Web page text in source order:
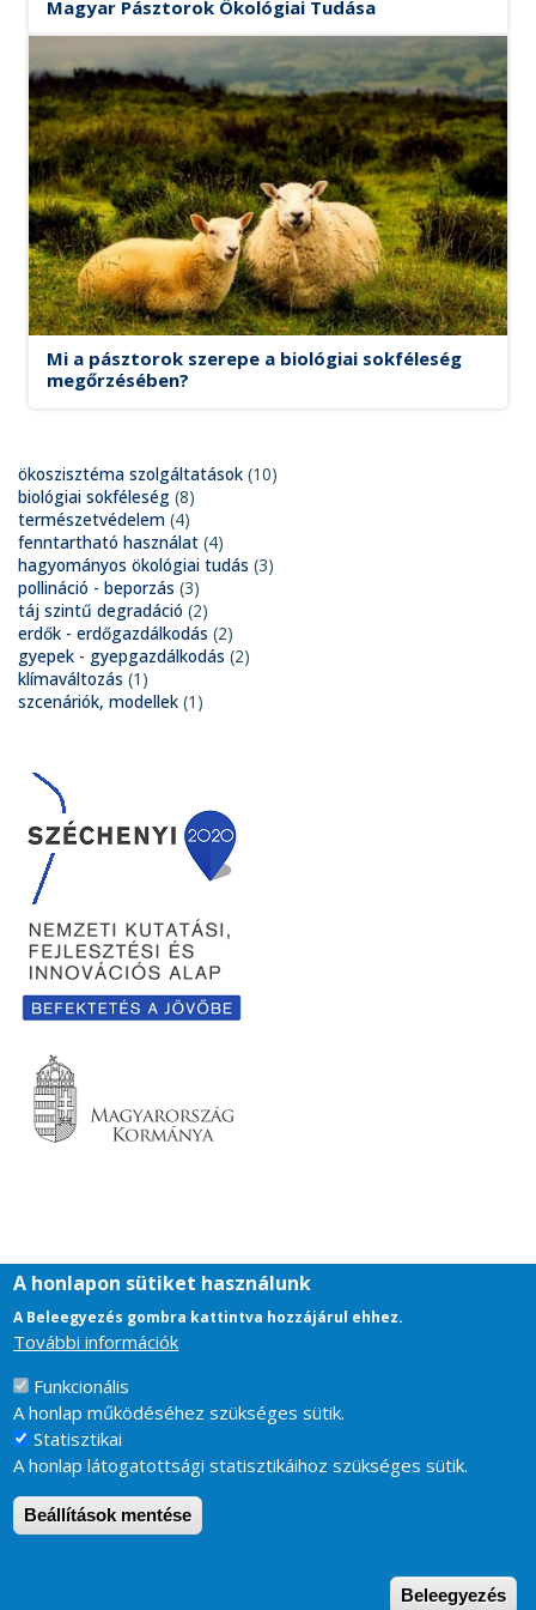
Magyar Pásztorok Ökológiai Tudása
Mi a pásztorok szerepe a biológiai sokféleség
megőrzésében?
ökoszisztéma szolgáltatások (10)
biológiai sokféleség (8)
természetvédelem (4)
fenntartható használat (4)
hagyományos ökológiai tudás (3)
pollináció - beporzás (3)
táj szintű degradáció (2)
erdők - erdőgazdálkodás (2)
gyepek - gyepgazdálkodás (2)
klímaváltozás (1)
szcenáriók, modellek (1)
Footer
Impresszum
Támogatás
Kapcsolat
Adatvédelem
Sütikezelés
Drupalalapú webhely
A honlapon sütiket használunk
A Beleegyezés gombra kattintva hozzájárul ehhez.
További információk
Funkcionális
A honlap működéséhez szükséges sütik.
Statisztikai
A honlap látogatottsági statisztikáihoz szükséges sütik.
Beállítások mentése
Beleegyezés